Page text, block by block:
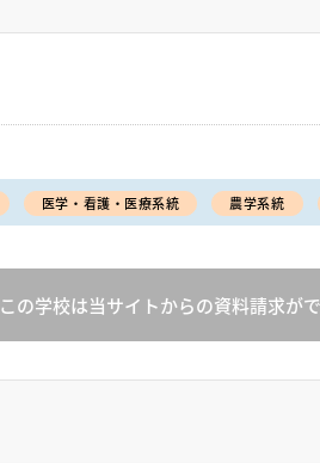
医学・看護・医療系統 農学系統
この学校は当サイトからの資料請求が